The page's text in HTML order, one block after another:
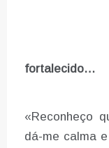
fortalecido…
«Reconheço
dá-me calma